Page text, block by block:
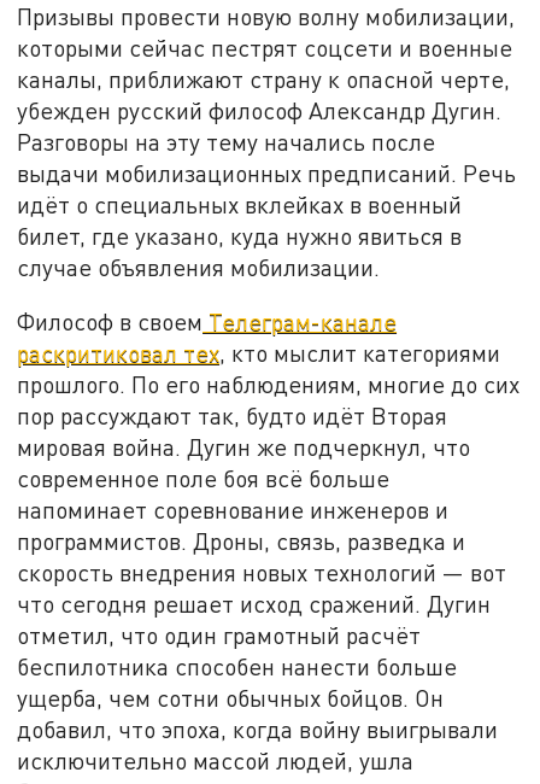
Призывы провести новую волну мобилизации,
которыми сейчас пестрят соцсети и военные
каналы, приближают страну к опасной черте,
убежден русский философ Александр Дугин.
Разговоры на эту тему начались после
выдачи мобилизационных предписаний. Речь
идёт о специальных вклейках в военный
билет, где указано, куда нужно явиться в
случае объявления мобилизации.
Философ в своем Телеграм-канале
раскритиковал тех, кто мыслит категориями
прошлого. По его наблюдениям, многие до сих
пор рассуждают так, будто идёт Вторая
мировая война. Дугин же подчеркнул, что
современное поле боя всё больше
напоминает соревнование инженеров и
программистов. Дроны, связь, разведка и
скорость внедрения новых технологий — вот
что сегодня решает исход сражений. Дугин
отметил, что один грамотный расчёт
беспилотника способен нанести больше
ущерба, чем сотни обычных бойцов. Он
добавил, что эпоха, когда войну выигрывали
исключительно массой людей, ушла